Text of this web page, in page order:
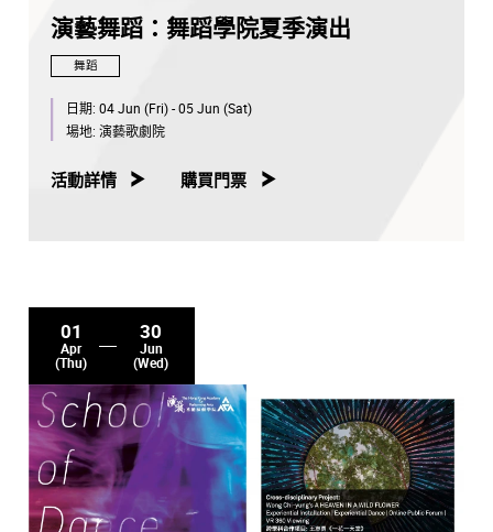
演藝舞蹈：舞蹈學院夏季演出
舞蹈
日期: 04 Jun (Fri) - 05 Jun (Sat)
場地: 演藝歌劇院
活動詳情 購買門票
01
Apr
(Thu)
30
Jun
(Wed)